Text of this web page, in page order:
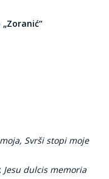
Svrši stopi moje
Jesu dulcis memoria